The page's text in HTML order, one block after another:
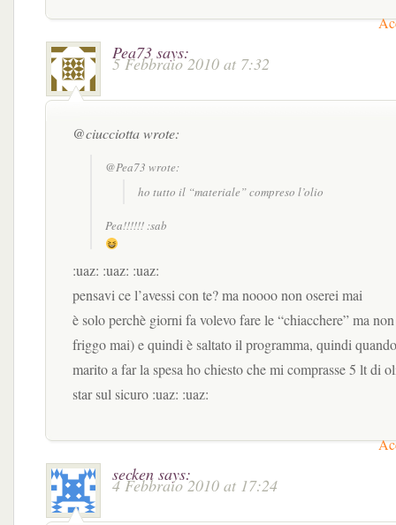
Pea73 says:
5 Febbraio 2010 at 7:32
@ciucciotta wrote:
@Pea73 wrote:
ho tutto il “materiale” compreso l’olio
Pea!!!!!! :sab
:uaz: :uaz: :uaz:
pensavi ce l’avessi con te? ma noooo non oserei mai
è solo perchè giorni fa volevo fare le “chiacchere” ma
friggo mai) e quindi è saltato il programma, quindi
marito a far la spesa ho chiesto che mi comprasse 5 lt di
star sul sicuro :uaz: :uaz:
secken says:
4 Febbraio 2010 at 17:24